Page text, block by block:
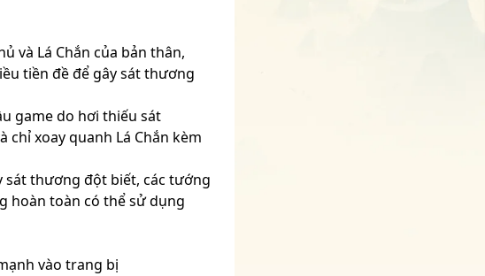
và Lá Chắn của bản thân,
tiền đề để gây sát thương
game do hơi thiếu sát
chỉ xoay quanh Lá Chắn kèm
sát thương đột biết, các tướng
hoàn toàn có thể sử dụng
vào trang bị